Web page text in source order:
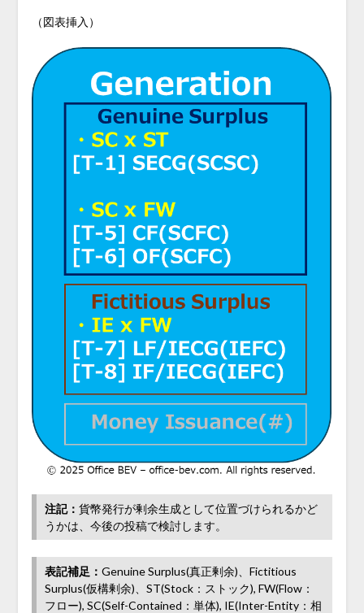
（図表挿入）
注記： 貨幣発行が剰余生成として位置づけられるかど
うかは、今後の投稿で検討します。
表記補足： Genuine Surplus(真正剰余)、Fictitious
Surplus(仮構剰余)、ST(Stock：ストック), FW(Flow：
フロー), SC(Self-Contained：単体), IE(Inter-Entity：相